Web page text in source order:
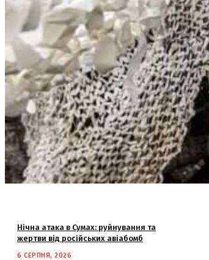
Нічна атака в Сумах: руйнування та
жертви від російських авіабомб
6 СЕРПНЯ, 2026